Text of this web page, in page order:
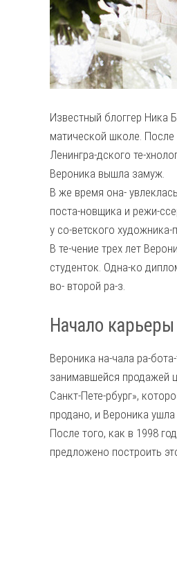
Известный блоггер Ника
матической школе. После
Ленингра-дского те-
Вероника вышла замуж.
В же время она-
поста-новщика и режи-
у со-ветского
В те-чение трех лет
студенток. Одна-ко
во- второй ра-з.
Начало
Вероника на-чала ра-
занимавшейся продажей
Санкт-Пете-рбург»,
продано, и Вероника
После того, как в 1998
предложено построить